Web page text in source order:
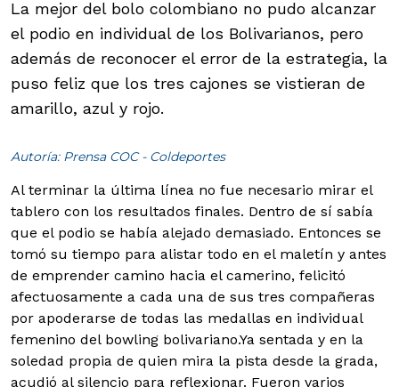
La mejor del bolo colombiano no pudo alcanzar
el podio en individual de los Bolivarianos, pero
además de reconocer el error de la estrategia, la
puso feliz que los tres cajones se vistieran de
amarillo, azul y rojo.
Autoría: Prensa COC - Coldeportes
Al terminar la última línea no fue necesario mirar el
tablero con los resultados finales. Dentro de sí sabía
que el podio se había alejado demasiado. Entonces se
tomó su tiempo para alistar todo en el maletín y antes
de emprender camino hacia el camerino, felicitó
afectuosamente a cada una de sus tres compañeras
por apoderarse de todas las medallas en individual
femenino del bowling bolivariano.Ya sentada y en la
soledad propia de quien mira la pista desde la grada,
acudió al silencio para reflexionar. Fueron varios